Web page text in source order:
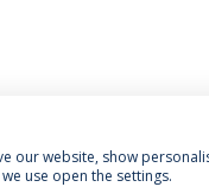
our website, show
use open the settings.